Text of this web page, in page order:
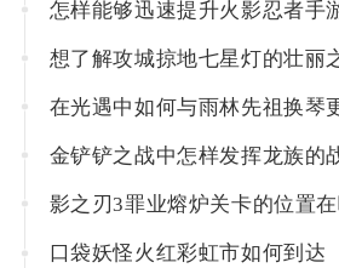
想了解攻城掠地七星灯的壮丽
在光遇中如何与雨林先祖换琴
金铲铲之战中怎样发挥龙族的
影之刃3罪业熔炉关卡的位置
口袋妖怪火红彩虹市如何到达